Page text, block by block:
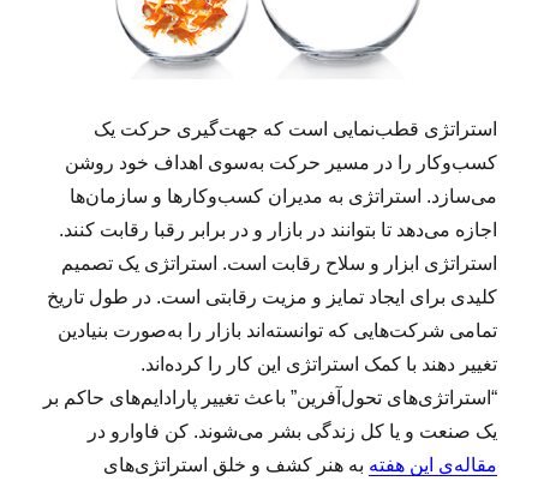
استراتژی قطب‌نمایی است که جهت‌گیری حرکت یک
کسب‌وکار را در مسیر حرکت به‌سوی اهداف خود روشن
می‌سازد. استراتژی به مدیران کسب‌وکارها و سازمان‌ها
اجازه می‌دهد تا بتوانند در بازار و در برابر رقبا رقابت کنند.
استراتژی ابزار و سلاح رقابت است. استراتژی یک تصمیم
کلیدی برای ایجاد تمایز و مزیت رقابتی است. در طول تاریخ
تمامی شرکت‌هایی که توانسته‌اند بازار را به‌صورت بنیادین
تغییر دهند با کمک استراتژی این کار را کرده‌اند.
“استراتژی‌های تحول‌آفرین” باعث تغییر پارادایم‌های حاکم بر
یک صنعت و یا کل زندگی بشر می‌شوند. کن فاوارو در
مقاله‌ی این هفته به هنر کشف و خلق استراتژی‌های